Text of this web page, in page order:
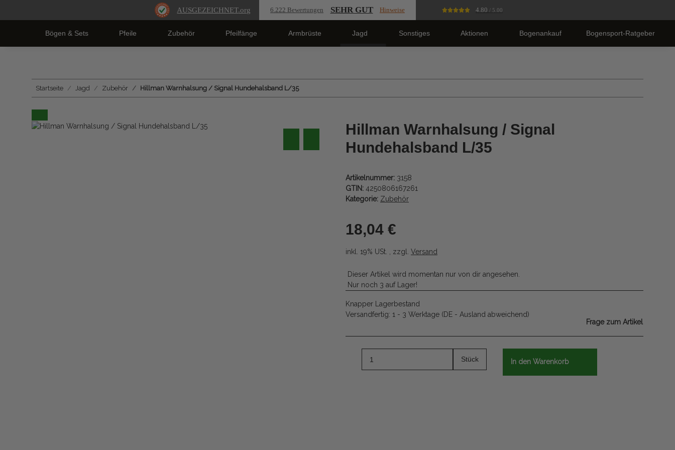
AUSGEZEICHNET.org 6.222 Bewertungen SEHR GUT Hinweise 4.80 / 5.00
Bögen & Sets Pfeile Zubehör Pfeilfänge Armbrüste Jagd Sonstiges Aktionen Bogenankauf Bogensport-Ratgeber
Startseite Jagd Zubehör Hillman Warnhalsung / Signal Hundehalsband L/35
Hillman Warnhalsung / Signal
Hundehalsband L/35
Artikelnummer: 3158
GTIN: 4250806167261
Kategorie: Zubehör
18,04 €
inkl. 19% USt. , zzgl. Versand
Dieser Artikel wird momentan nur von dir angesehen.
Nur noch 3 auf Lager!
Knapper Lagerbestand
Versandfertig: 1 - 3 Werktage (DE - Ausland abweichend)
Frage zum Artikel
Stück In den Warenkorb